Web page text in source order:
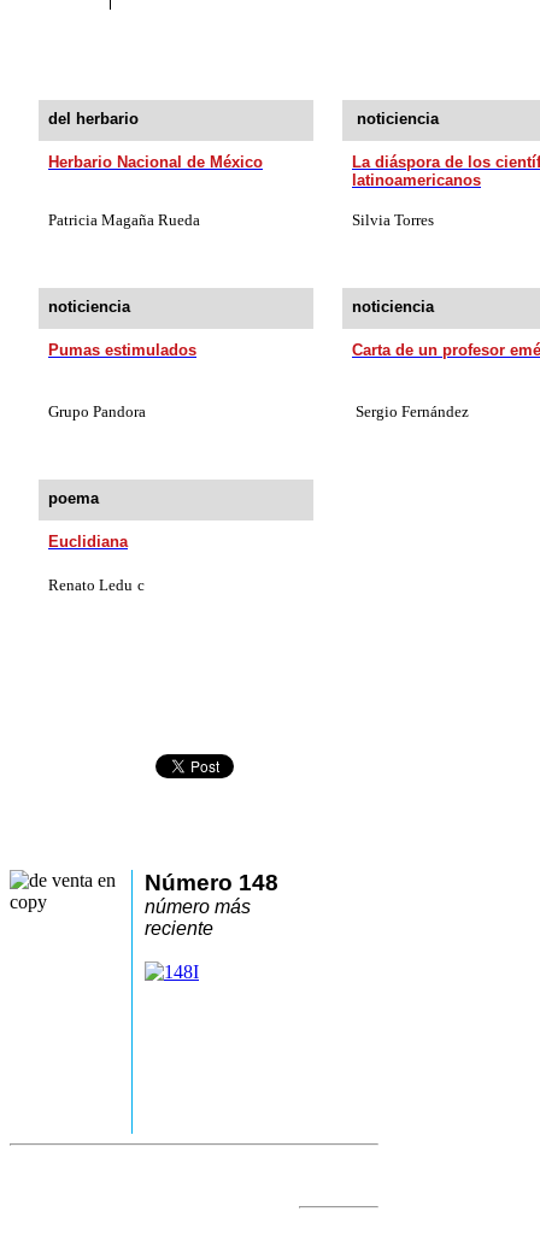
del herbario noticiencia
Herbario Nacional de México
La diáspora de los
latinoamericanos
Patricia Magaña Rueda Silvia Torres
noticiencia noticiencia
Pumas estimulados Carta de un profesor
Grupo Pandora Sergio Fernández
poema
Euclidiana
Renato Ledu c
Número 148
número más
reciente